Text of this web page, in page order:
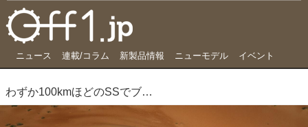
ニュース 連載/コラム 新製品情報 ニューモデル イベント
わずか100kmほどのSSでブランチが再度トップに。ダカールラリー2024 ステージ5